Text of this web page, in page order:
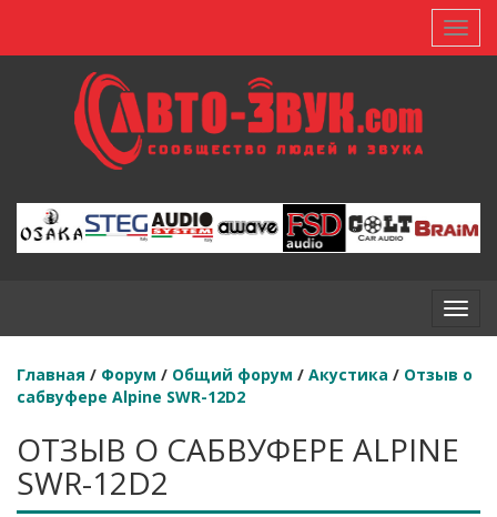
Главная / Форум / Общий форум / Акустика / Отзыв о
сабвуфере Alpine SWR-12D2
ОТЗЫВ О САБВУФЕРЕ ALPINE
SWR-12D2